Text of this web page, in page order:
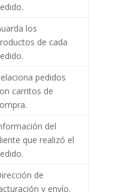
los
de cada
pedidos
carritos de
del
que realizó el
de
y envío.